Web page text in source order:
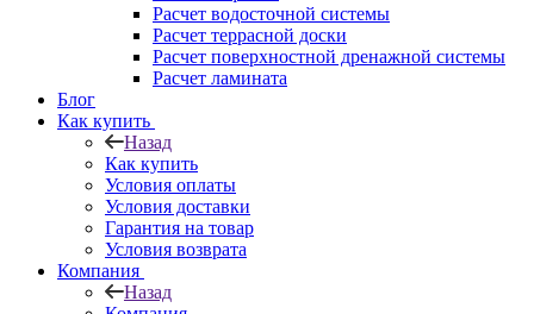
Расчет водосточной системы
Расчет террасной доски
Расчет поверхностной дренажной системы
Расчет ламината
Блог
Как купить
Назад
Как купить
Условия оплаты
Условия доставки
Гарантия на товар
Условия возврата
Компания
Назад